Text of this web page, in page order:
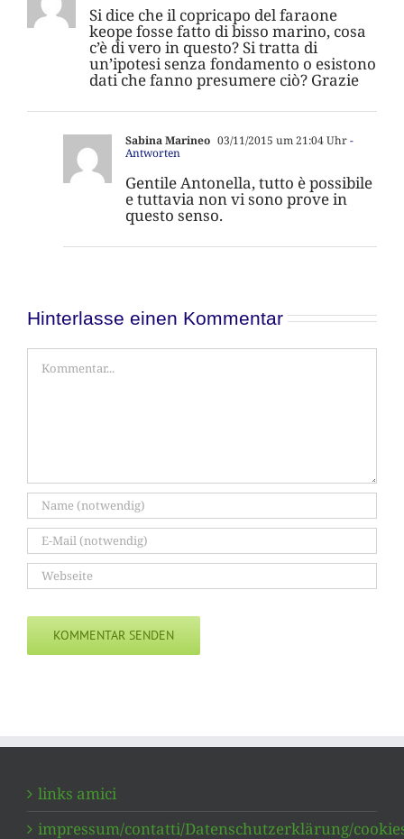
Si dice che il copricapo del faraone
keope fosse fatto di bisso marino, cosa
c’è di vero in questo? Si tratta di
un’ipotesi senza fondamento o esistono
dati che fanno presumere ciò? Grazie
Sabina Marineo 03/11/2015 um 21:04 Uhr-
Antworten
Gentile Antonella, tutto è possibile
e tuttavia non vi sono prove in
questo senso.
Hinterlasse einen Kommentar
Kommentar
links amici
impressum/contatti/Datenschutzerklärung/